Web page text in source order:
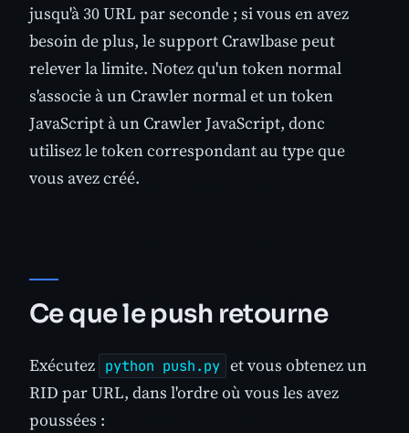
jusqu'à 30 URL par seconde ; si vous en avez
besoin de plus, le support Crawlbase peut
relever la limite. Notez qu'un token normal
s'associe à un Crawler normal et un token
JavaScript à un Crawler JavaScript, donc
utilisez le token correspondant au type que
vous avez créé.
Ce que le push retourne
Exécutez python push.py et vous obtenez un
RID par URL, dans l'ordre où vous les avez
poussées :